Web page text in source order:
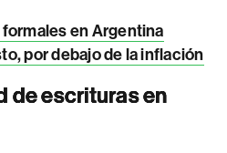
en Argentina
por debajo de la inflación
de escrituras en